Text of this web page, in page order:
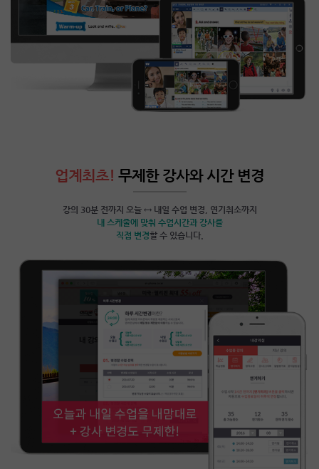
업계최초! 무제한 강사와 시간 변경
강의 30분 전까지 오늘 ↔ 내일 수업 변경, 연기취소까지
내 스케줄에 맞춰 수업시간과 강사를
직접 변경할 수 있습니다.